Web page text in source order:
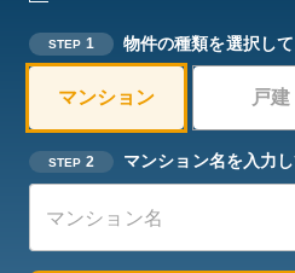
STEP 1 物件の種類を選択し
マンション 戸建
STEP 2 マンション名を入力